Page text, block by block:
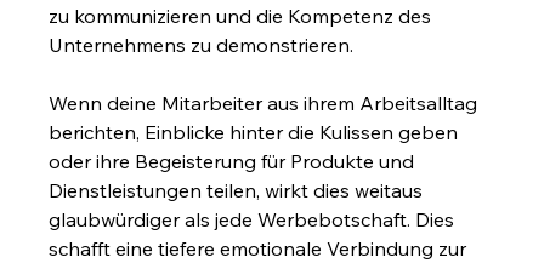
zu kommunizieren und die Kompetenz des
Unternehmens zu demonstrieren.
Wenn deine Mitarbeiter aus ihrem Arbeitsalltag
berichten, Einblicke hinter die Kulissen geben
oder ihre Begeisterung für Produkte und
Dienstleistungen teilen, wirkt dies weitaus
glaubwürdiger als jede Werbebotschaft. Dies
schafft eine tiefere emotionale Verbindung zur